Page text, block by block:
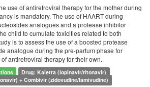
use of antiretroviral therapy for the mother during
is mandatory. The use of HAART during
analogues and a protease inhibitor
child to cumulate toxicities related to both
is to assess the use of a boosted protease
analogue during the pre-partum phase for
antiretroviral therapy for their own.
Drug: Kaletra (lopinavir/ritonavir)
+ Combivir (zidovudine/lamivudine)